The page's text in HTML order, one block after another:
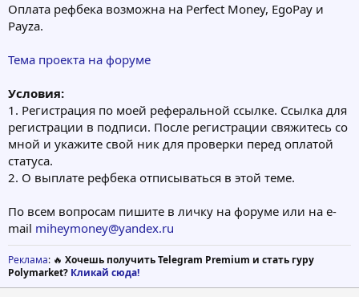
Оплата рефбека возможна на Perfect Money, EgoPay и
Payza.
Тема проекта на форуме
Условия:
1. Регистрация по моей реферальной ссылке. Ссылка для
регистрации в подписи. После регистрации свяжитесь со
мной и укажите свой ник для проверки перед оплатой
статуса.
2. О выплате рефбека отписываться в этой теме.
По всем вопросам пишите в личку на форуме или на e-
mail miheymoney@yandex.ru
Реклама: 🔥 Хочешь получить Telegram Premium и стать гуру
Polymarket? Кликай сюда!